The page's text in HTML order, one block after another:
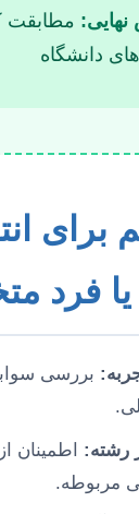
مطابقت
دانشگاه
برای
فرد
بررسی
اطمینان
مربوطه.